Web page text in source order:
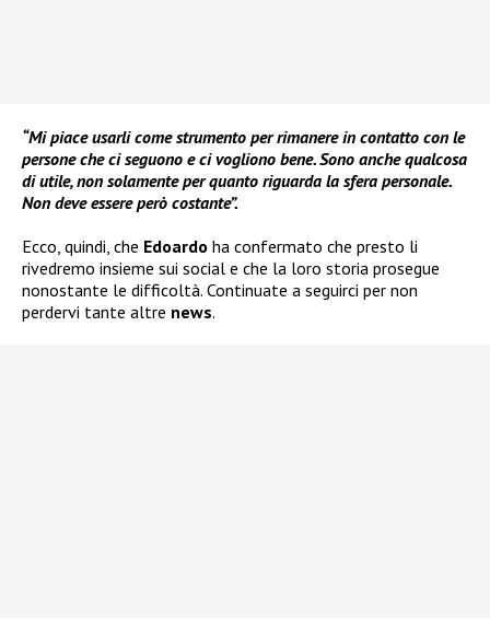
“Mi piace usarli come strumento per rimanere in contatto con le
persone che ci seguono e ci vogliono bene. Sono anche qualcosa
di utile, non solamente per quanto riguarda la sfera personale.
Non deve essere però costante”.
Ecco, quindi, che Edoardo ha confermato che presto li
rivedremo insieme sui social e che la loro storia prosegue
nonostante le difficoltà. Continuate a seguirci per non
perdervi tante altre news.